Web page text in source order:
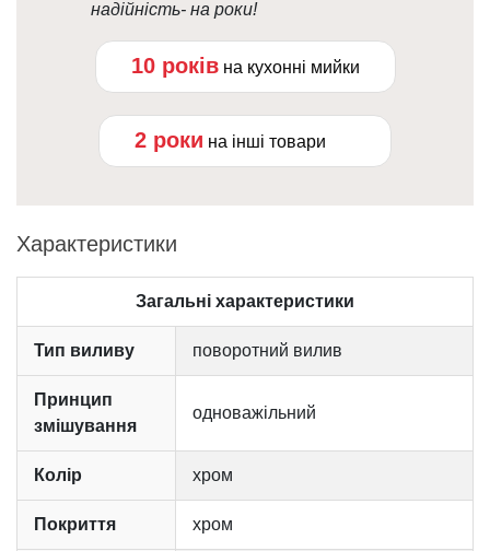
надійність- на роки!
10 років на кухонні мийки
2 роки на інші товари
Характеристики
Загальні характеристики
Тип виливу поворотний вилив
Принцип
змішування
одноважільний
Колір хром
Покриття хром